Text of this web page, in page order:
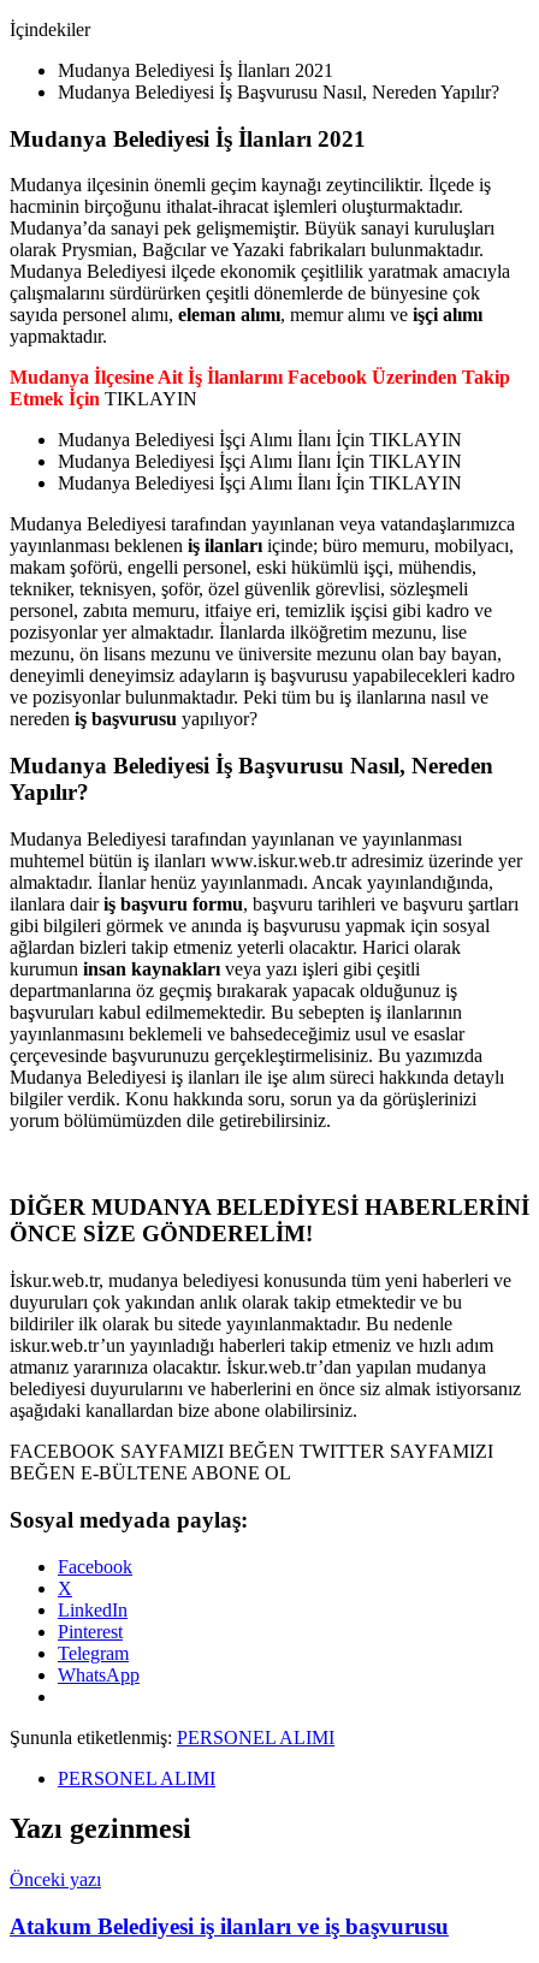
İçindekiler
Mudanya Belediyesi İş İlanları 2021
Mudanya Belediyesi İş Başvurusu Nasıl, Nereden Yapılır?
Mudanya Belediyesi İş İlanları 2021
Mudanya ilçesinin önemli geçim kaynağı zeytinciliktir. İlçede iş
hacminin birçoğunu ithalat-ihracat işlemleri oluşturmaktadır.
Mudanya’da sanayi pek gelişmemiştir. Büyük sanayi kuruluşları
olarak Prysmian, Bağcılar ve Yazaki fabrikaları bulunmaktadır.
Mudanya Belediyesi ilçede ekonomik çeşitlilik yaratmak amacıyla
çalışmalarını sürdürürken çeşitli dönemlerde de bünyesine çok
sayıda personel alımı, eleman alımı, memur alımı ve işçi alımı
yapmaktadır.
Mudanya İlçesine Ait İş İlanlarını Facebook Üzerinden Takip
Etmek İçin TIKLAYIN
Mudanya Belediyesi İşçi Alımı İlanı İçin TIKLAYIN
Mudanya Belediyesi İşçi Alımı İlanı İçin TIKLAYIN
Mudanya Belediyesi İşçi Alımı İlanı İçin TIKLAYIN
Mudanya Belediyesi tarafından yayınlanan veya vatandaşlarımızca
yayınlanması beklenen iş ilanları içinde; büro memuru, mobilyacı,
makam şoförü, engelli personel, eski hükümlü işçi, mühendis,
tekniker, teknisyen, şoför, özel güvenlik görevlisi, sözleşmeli
personel, zabıta memuru, itfaiye eri, temizlik işçisi gibi kadro ve
pozisyonlar yer almaktadır. İlanlarda ilköğretim mezunu, lise
mezunu, ön lisans mezunu ve üniversite mezunu olan bay bayan,
deneyimli deneyimsiz adayların iş başvurusu yapabilecekleri kadro
ve pozisyonlar bulunmaktadır. Peki tüm bu iş ilanlarına nasıl ve
nereden iş başvurusu yapılıyor?
Mudanya Belediyesi İş Başvurusu Nasıl, Nereden
Yapılır?
Mudanya Belediyesi tarafından yayınlanan ve yayınlanması
muhtemel bütün iş ilanları www.iskur.web.tr adresimiz üzerinde yer
almaktadır. İlanlar henüz yayınlanmadı. Ancak yayınlandığında,
ilanlara dairiş başvuru formu, başvuru tarihleri ve başvuru şartları
gibi bilgileri görmek ve anında iş başvurusu yapmak için sosyal
ağlardan bizleri takip etmeniz yeterli olacaktır. Harici olarak
kurumun insan kaynakları veya yazı işleri gibi çeşitli
departmanlarına öz geçmiş bırakarak yapacak olduğunuz iş
başvuruları kabul edilmemektedir. Bu sebepten iş ilanlarının
yayınlanmasını beklemeli ve bahsedeceğimiz usul ve esaslar
çerçevesinde başvurunuzu gerçekleştirmelisiniz. Bu yazımızda
Mudanya Belediyesi iş ilanları ile işe alım süreci hakkında detaylı
bilgiler verdik. Konu hakkında soru, sorun ya da görüşlerinizi
yorum bölümümüzden dile getirebilirsiniz.
DİĞER MUDANYA BELEDİYESİ HABERLERİNİ
ÖNCE SİZE GÖNDERELİM!
İskur.web.tr, mudanya belediyesi konusunda tüm yeni haberleri ve
duyuruları çok yakından anlık olarak takip etmektedir ve bu
bildiriler ilk olarak bu sitede yayınlanmaktadır. Bu nedenle
iskur.web.tr’un yayınladığı haberleri takip etmeniz ve hızlı adım
atmanız yararınıza olacaktır. İskur.web.tr’dan yapılan mudanya
belediyesi duyurularını ve haberlerini en önce siz almak istiyorsanız
aşağıdaki kanallardan bize abone olabilirsiniz.
FACEBOOK SAYFAMIZI BEĞEN TWITTER SAYFAMIZI
BEĞEN E-BÜLTENE ABONE OL
Sosyal medyada paylaş:
Facebook
X
LinkedIn
Pinterest
Telegram
WhatsApp
Şununla etiketlenmiş: PERSONEL ALIMI
PERSONEL ALIMI
Yazı gezinmesi
Önceki yazı
Atakum Belediyesi iş ilanları ve iş başvurusu